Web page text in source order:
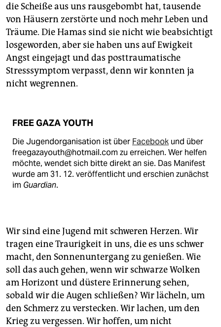
die Scheiße aus uns rausgebombt hat, tausende
von Häusern zerstörte und noch mehr Leben und
Träume. Die Hamas sind sie nicht wie beabsichtigt
losgeworden, aber sie haben uns auf Ewigkeit
Angst eingejagt und das posttraumatische
Stresssymptom verpasst, denn wir konnten ja
nicht wegrennen.
FREE GAZA YOUTH
Die Jugendorganisation ist über Facebook und über
freegazayouth@hotmail.com zu erreichen. Wer helfen
möchte, wendet sich bitte direkt an sie. Das Manifest
wurde am 31. 12. veröffentlicht und erschien zunächst
im Guardian.
Wir sind eine Jugend mit schweren Herzen. Wir
tragen eine Traurigkeit in uns, die es uns schwer
macht, den Sonnenuntergang zu genießen. Wie
soll das auch gehen, wenn wir schwarze Wolken
am Horizont und düstere Erinnerung sehen,
sobald wir die Augen schließen? Wir lächeln, um
den Schmerz zu verstecken. Wir lachen, um den
Krieg zu vergessen. Wir hoffen, um nicht